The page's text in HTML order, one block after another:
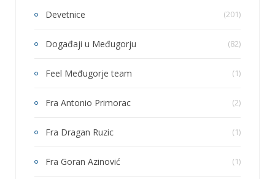
Devetnice (201)
Događaji u Međugorju (82)
Feel Međugorje team (1)
Fra Antonio Primorac (2)
Fra Dragan Ruzic (1)
Fra Goran Azinović (1)